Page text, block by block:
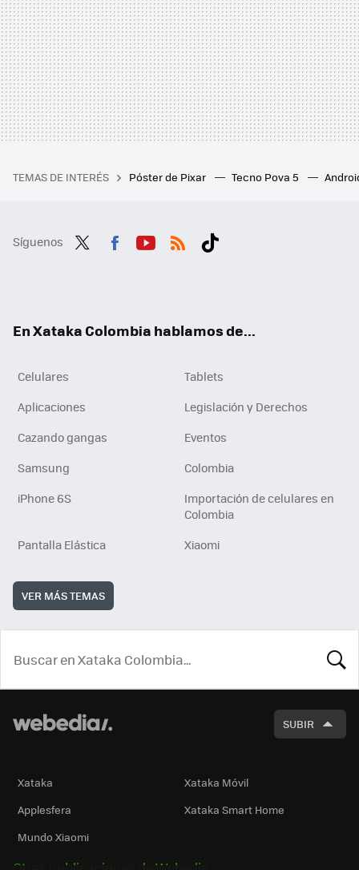
TEMAS DE INTERÉS Póster de Pixar Tecno Pova 5
Síguenos
En Xataka Colombia hablamos de...
Celulares
Tablets
Aplicaciones
Legislación y Derechos
Cazando gangas
Eventos
Samsung
Colombia
iPhone 6S
Importación de celulares en
Colombia
Pantalla Elástica
Xiaomi
VER MÁS TEMAS
SUBIR
Xataka
Xataka Móvil
Applesfera
Xataka Smart Home
Mundo Xiaomi